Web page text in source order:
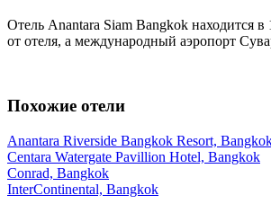
Отель Anantara Siam Bangkok находится
от отеля, а международный аэропорт
Похожие отели
Anantara Riverside Bangkok Resort,
Centara Watergate Pavillion Hotel, Bangkok
Conrad, Bangkok
InterContinental, Bangkok